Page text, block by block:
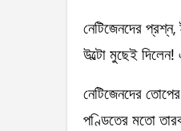
নেটিজেনদের
উল্টো মুছেই
নেটিজেনদের
পণ্ডিতের মতো